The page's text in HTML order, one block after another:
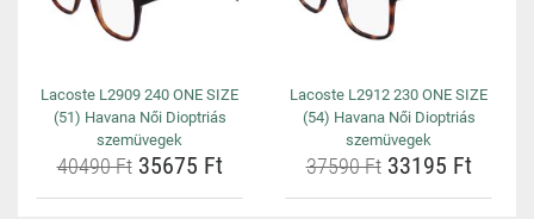
Lacoste L2909 240 ONE SIZE
(51) Havana Női Dioptriás
szemüvegek
40490 Ft35675 Ft
Lacoste L2912 230 ONE SIZE
(54) Havana Női Dioptriás
szemüvegek
37590 Ft33195 Ft